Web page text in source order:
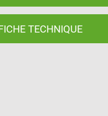
TECHNIQUE